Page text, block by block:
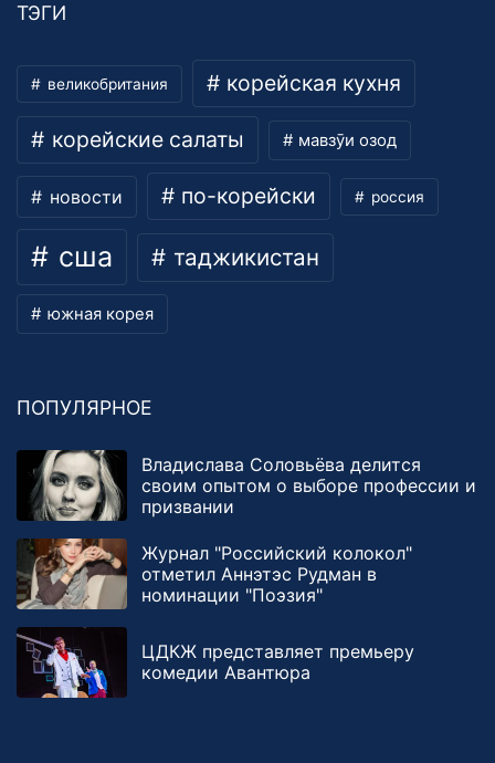
ТЭГИ
великобритания корейская кухня
корейские салаты мавзӯи озод
новости по-корейски россия
сша таджикистан
южная корея
ПОПУЛЯРНОЕ
Владислава Соловьёва делится
своим опытом о выборе профессии и
призвании
Журнал "Российский колокол"
отметил Аннэтэс Рудман в
номинации "Поэзия"
ЦДКЖ представляет премьеру
комедии Авантюра